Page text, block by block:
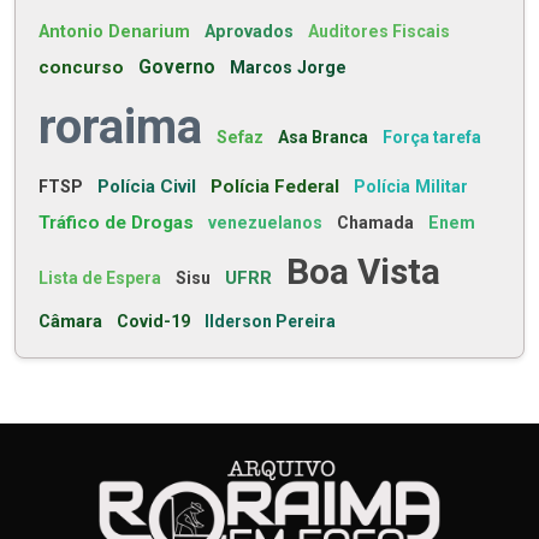
Antonio Denarium Aprovados Auditores Fiscais
concurso Governo Marcos Jorge
roraima Sefaz Asa Branca Força tarefa
FTSP Polícia Civil Polícia Federal Polícia Militar
Tráfico de Drogas venezuelanos Chamada Enem
Lista de Espera Sisu UFRR Boa Vista
Câmara Covid-19 Ilderson Pereira